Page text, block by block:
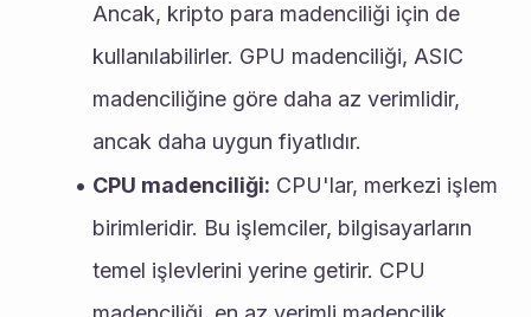
Ancak, kripto para madenciliği için de
kullanılabilirler. GPU madenciliği, ASIC
madenciliğine göre daha az verimlidir,
ancak daha uygun fiyatlıdır.
CPU madenciliği: CPU'lar, merkezi işlem
birimleridir. Bu işlemciler, bilgisayarların
temel işlevlerini yerine getirir. CPU